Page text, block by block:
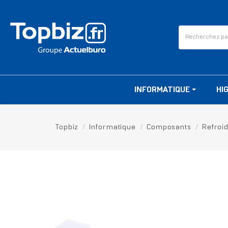
INFORMATIQUE
Topbiz Informatique Composants